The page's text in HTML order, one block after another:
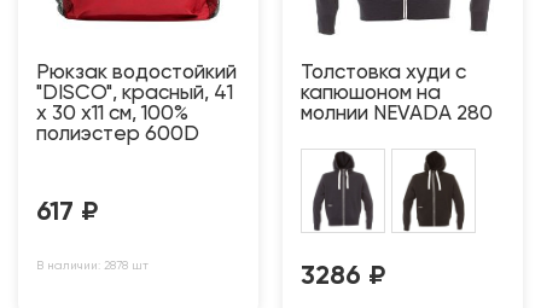
Рюкзак водостойкий
"DISCO", красный, 41
x 30 x11 см, 100%
полиэстер 600D
617 ₽
В наличии: 2878 шт
Толстовка худи с
капюшоном на
молнии NEVADA 280
3286 ₽